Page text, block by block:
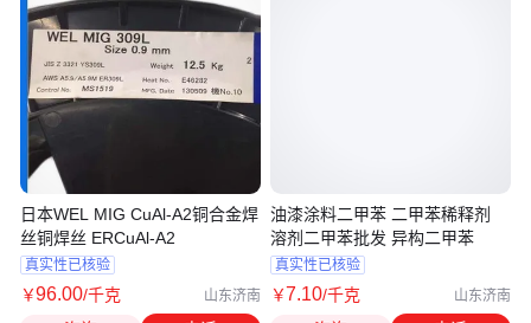
日本WEL MIG CuAl-A2铜合金焊
丝铜焊丝 ERCuAl-A2
真实性已核验
￥96.00/千克 山东济南
油漆涂料二甲苯 二甲苯稀释剂
溶剂二甲苯批发 异构二甲苯
真实性已核验
￥7.10/千克 山东济南